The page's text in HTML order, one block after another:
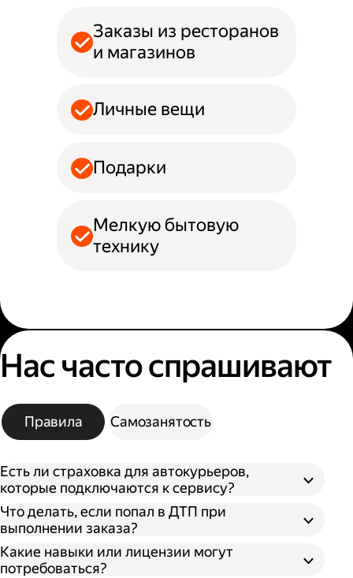
Заказы из ресторанов
и магазинов
Личные вещи
Подарки
Мелкую бытовую
технику
Нас часто спрашивают
Правила Самозанятость
Есть ли страховка для автокурьеров,
которые подключаются к сервису?
Что делать, если попал в ДТП при
выполнении заказа?
Какие навыки или лицензии могут
потребоваться?